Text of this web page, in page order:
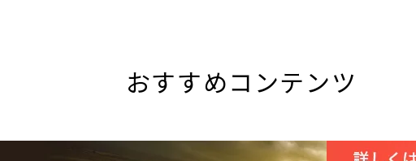
おすすめコンテンツ